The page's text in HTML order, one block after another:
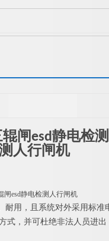
辊闸esd静电检
人行闸机
用，且系统对外采用标准
，并可杜绝非法人员进